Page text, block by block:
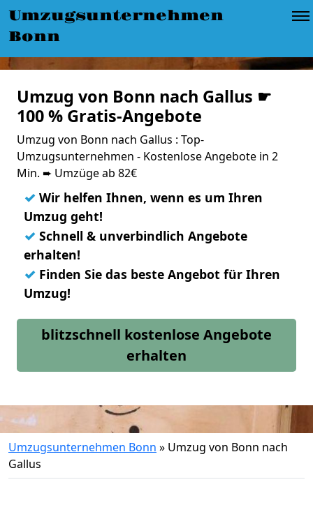
Umzugsunternehmen
Bonn
Umzug von Bonn nach Gallus ☛
100 % Gratis-Angebote
Umzug von Bonn nach Gallus : Top-
Umzugsunternehmen - Kostenlose Angebote in 2
Min. ➨ Umzüge ab 82€
✓ Wir helfen Ihnen, wenn es um Ihren
Umzug geht!
✓ Schnell & unverbindlich Angebote
erhalten!
✓ Finden Sie das beste Angebot für Ihren
Umzug!
blitzschnell kostenlose Angebote
erhalten
Umzugsunternehmen Bonn » Umzug von Bonn nach
Gallus